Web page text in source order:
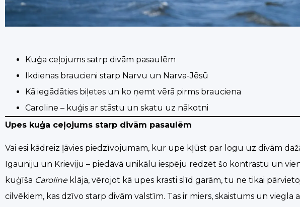
Kuģa ceļojums satrp divām pasaulēm
Ikdienas braucieni starp Narvu un Narva-Jēsū
Kā iegādāties biļetes un ko ņemt vērā pirms brauciena
Caroline – kuģis ar stāstu un skatu uz nākotni
Upes kuģa ceļojums starp divām pasaulēm
Vai esi kādreiz ļāvies piedzīvojumam, kur upe kļūst par logu uz divām
Igauniju un Krieviju – piedāvā unikālu iespēju redzēt šo kontrastu un
kuģīša Carolineklāja, vērojot kā upes krasti slīd garām, tu ne tikai
cilvēkiem, kas dzīvo starp divām valstīm. Tas ir miers, skaistums un